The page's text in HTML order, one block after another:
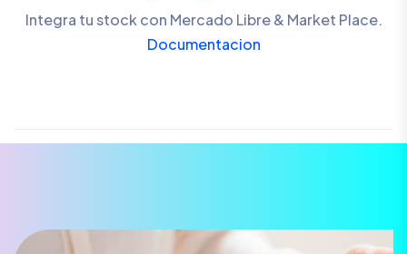
Integra tu stock con Mercado Libre & Market Place.
Documentacion